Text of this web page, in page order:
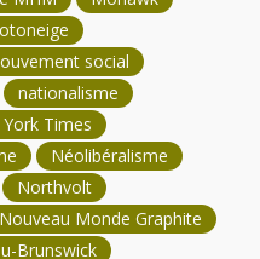
social
nationalisme
Times
Néolibéralisme
Northvolt
Nouveau Monde Graphite
Brunswick